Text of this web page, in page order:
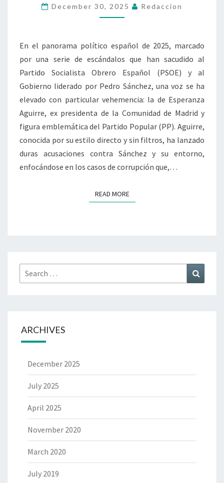
LA
CORRUPCIÓN
EL
PSOE
Y
PEDRO
SÁNCHEZ
December 30, 2025 Redaccion
En el panorama político español de 2025, marcado
por una serie de escándalos que han sacudido al
Partido Socialista Obrero Español (PSOE) y al
Gobierno liderado por Pedro Sánchez, una voz se ha
elevado con particular vehemencia: la de Esperanza
Aguirre, ex presidenta de la Comunidad de Madrid y
figura emblemática del Partido Popular (PP). Aguirre,
conocida por su estilo directo y sin filtros, ha lanzado
duras acusaciones contra Sánchez y su entorno,
enfocándose en los casos de corrupción que,…
READ MOREREAD MORE
Search
for:
ARCHIVES
December 2025
July 2025
April 2025
November 2020
March 2020
July 2019